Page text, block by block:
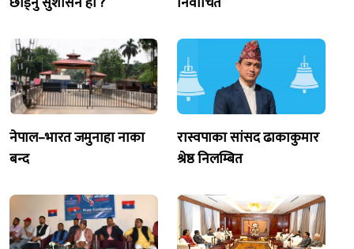
नेपाल–भारत जमुनाहा नाका
बन्द
रास्वपाका सांसद ढाकाकुमार
श्रेष्ठ निलम्बित